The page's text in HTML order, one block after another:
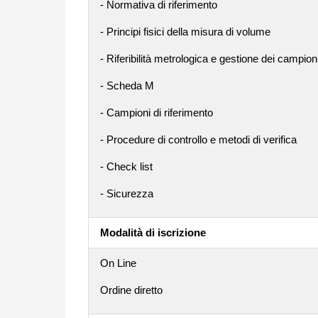
- Normativa di riferimento
- Principi fisici della misura di volume
- Riferibilità metrologica e gestione dei
- Scheda M
- Campioni di riferimento
- Procedure di controllo e metodi di verifica
- Check list
- Sicurezza
Modalità di iscrizione
On Line
Ordine diretto